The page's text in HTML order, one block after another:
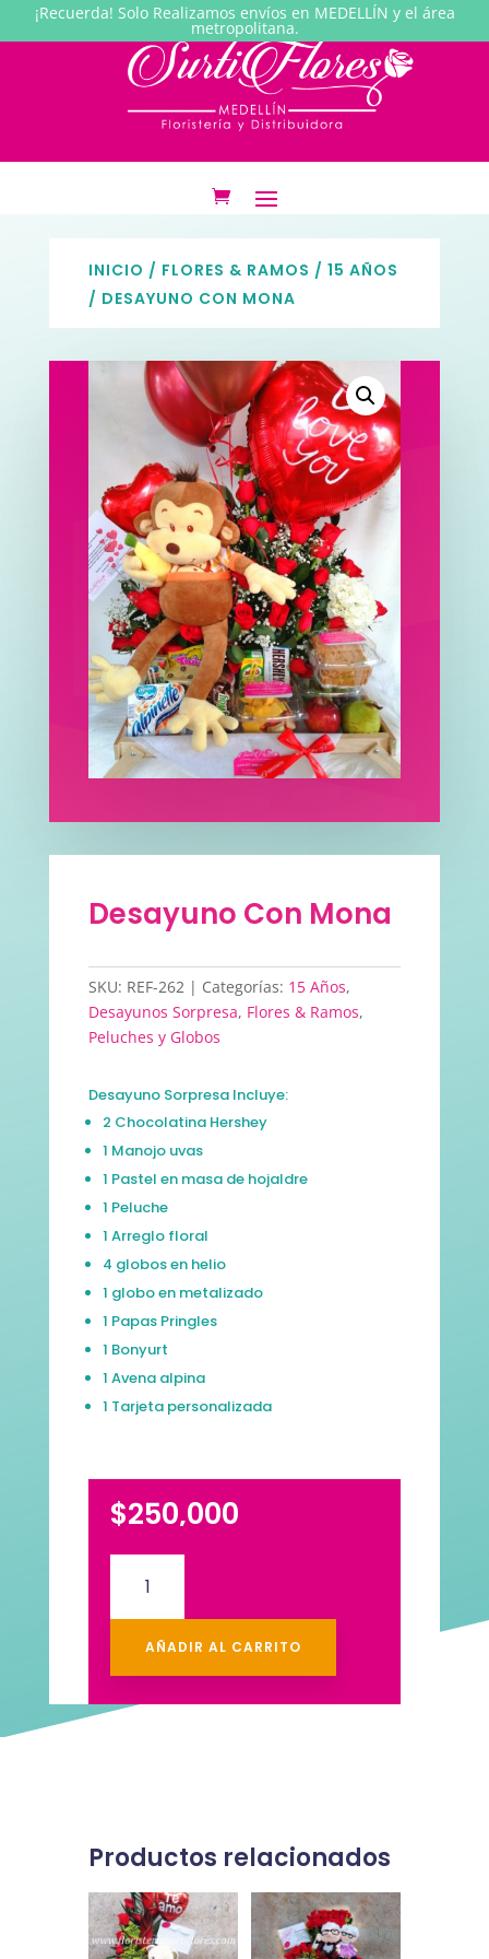
¡Recuerda! Solo Realizamos envíos en MEDELLÍN y el área
metropolitana.
INICIO / FLORES & RAMOS / 15 AÑOS
/ DESAYUNO CON MONA
Desayuno Con Mona
SKU: REF-262 Categorías: 15 Años,
Desayunos Sorpresa, Flores & Ramos,
Peluches y Globos
Desayuno Sorpresa Incluye:
2 Chocolatina Hershey
1 Manojo uvas
1 Pastel en masa de hojaldre
1 Peluche
1 Arreglo floral
4 globos en helio
1 globo en metalizado
1 Papas Pringles
1 Bonyurt
1 Avena alpina
1 Tarjeta personalizada
$250,000
Mona
cantidadAÑADIR AL CARRITO
Productos relacionados